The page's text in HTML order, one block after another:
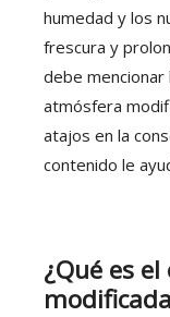
humedad y los
frescura y
debe mencionar
atmósfera
atajos en la
contenido le
¿Qué es